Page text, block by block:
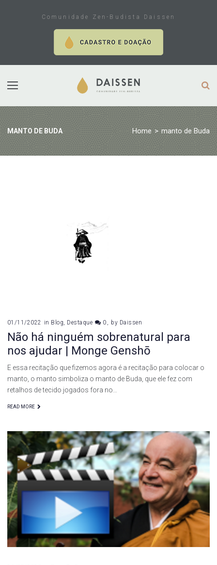
Comunidade Zen-Budista Daissen
MANTO DE BUDA Home > manto de Buda
01/11/2022 in Blog, Destaque 0 by Daissen
Não há ninguém sobrenatural para
nos ajudar | Monge Genshō
E essa recitação que fizemos agora é a recitação para colocar o
manto, o manto simboliza o manto de Buda, que ele fez com
retalhos de tecido jogados fora no…
READ MORE